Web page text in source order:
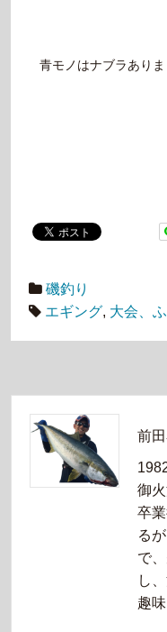
青モノはナブラあり
磯釣り
エギング, 大会、
前
御
卒
る
で
し
趣